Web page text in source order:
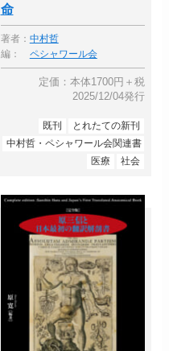
命
著者： 中村哲
編：
ペシャワール会
定価：本体1700円＋税
2025/12/04発行
既刊
とれたての新刊
中村哲・ペシャワール会関連書
医療
社会